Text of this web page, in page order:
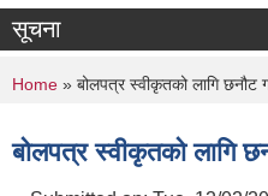
सूचना
You are here
Home » बोलपत्र स्वीकृतको लागि
बोलपत्र स्वीकृतको लागि